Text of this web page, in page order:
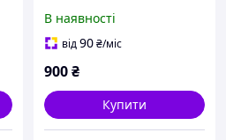
В наявності
від90₴/міс
900₴
Купити